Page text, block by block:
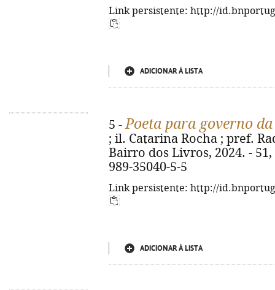
Link persistente: http://
ADICIONAR À LISTA
5 -Poeta para governo
; il. Catarina Rocha ; pref.
Bairro dos Livros, 2024. -
989-35040-5-5
Link persistente: http://
ADICIONAR À LISTA